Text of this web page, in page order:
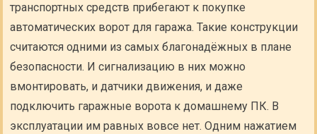
транспортных средств прибегают к покупке
автоматических ворот для гаража. Такие конструкции
считаются одними из самых благонадёжных в плане
безопасности. И сигнализацию в них можно
вмонтировать, и датчики движения, и даже
подключить гаражные ворота к домашнему ПК. В
эксплуатации им равных вовсе нет. Одним нажатием